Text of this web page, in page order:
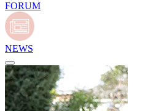
FORUM
NEWS